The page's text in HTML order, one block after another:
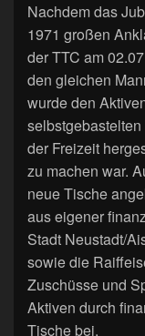
Nachdem das
1971 großen
der TTC am
den gleichen
wurde den
der Freizeit
zu machen war.
neue Tische
aus eigener
Stadt Neustadt/
sowie die
Zuschüsse und
Aktiven durch
Tische bei.